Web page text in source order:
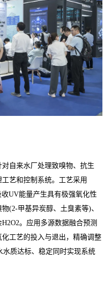
自来水厂处理致嗅物、抗生
艺和控制系统。工艺采用
UV能量产生具有极强氧化性
(2-甲基异炭醇、土臭素等)、
。应用多源数据融合预测
工艺的投入与退出，精确调整
水质达标、稳定同时实现系统